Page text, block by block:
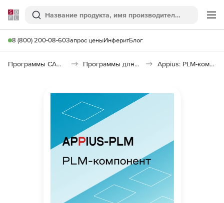
Softline
Поиск
8 (800) 200-08-60Запрос ценыИнферитБлог
Программы САПР и ГИС Программы для машиностроения Appius: PLM-компонент